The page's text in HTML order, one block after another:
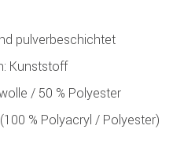
pulverbeschichtet
Kunststoff
/ 50 % Polyester
% Polyacryl / Polyester)